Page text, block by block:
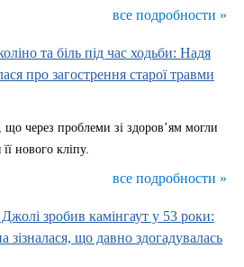
все подробности »
та біль під час ходьби: Надя
про загострення старої травми
що через проблеми зі здоров’ям могли
нового кліпу.
все подробности »
зробив камінгаут у 53 роки:
що давно здогадувалась